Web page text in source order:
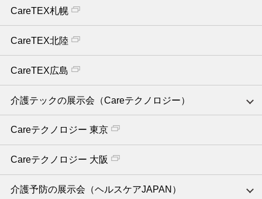
CareTEX札幌
CareTEX北陸
CareTEX広島
介護テックの展示会（Careテクノロジー）
Careテクノロジー 東京
Careテクノロジー 大阪
介護予防の展示会（ヘルスケアJAPAN）